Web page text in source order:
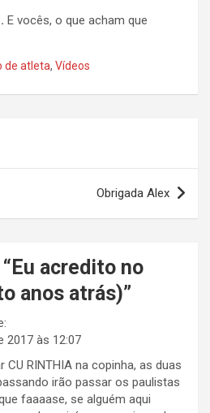
E vocês, o que acham que
de atleta, Vídeos
Obrigada Alex
Eu acredito no
anos atrás)”
2017 às 12:07
CU RINTHIA na copinha, as duas
irão passar os paulistas
faaaase, se alguém aqui